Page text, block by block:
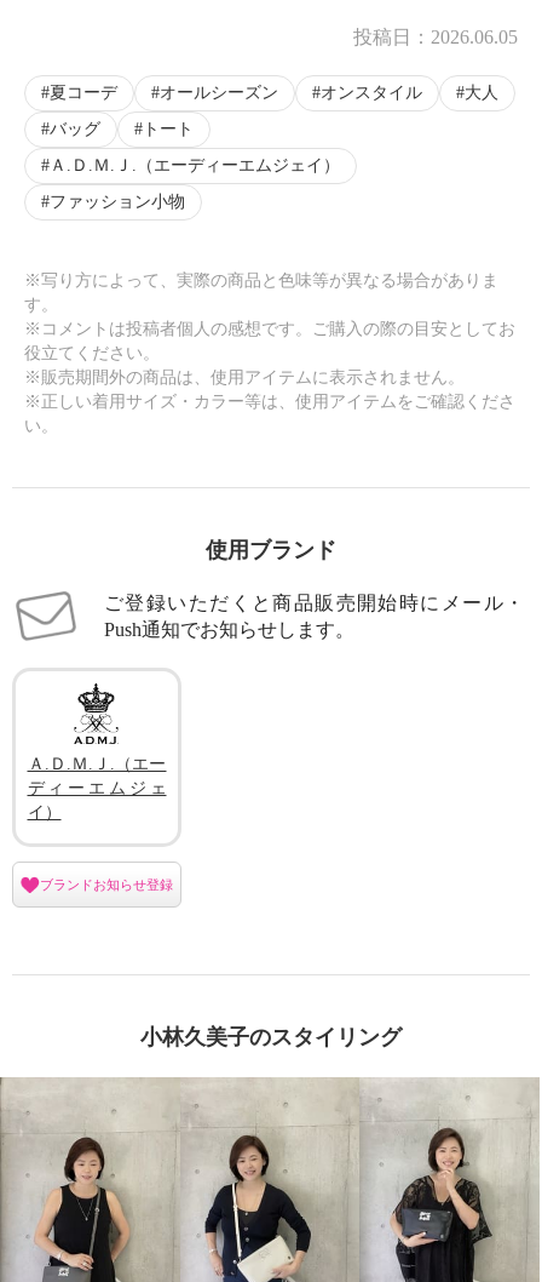
投稿日： 2026.06.05
夏コーデ オールシーズン オンスタイル
大人
バッグ
トート
Ａ.Ｄ.Ｍ.Ｊ.（エーディーエムジェイ）
ファッション小物
※写り方によって、実際の商品と色味等が異なる場合がありま
す。
※コメントは投稿者個人の感想です。ご購入の際の目安としてお
役立てください。
※販売期間外の商品は、使用アイテムに表示されません。
※正しい着用サイズ・カラー等は、使用アイテムをご確認くださ
い。
使用ブランド
ご登録いただくと商品販売開始時にメール・
Push通知でお知らせします。
Ａ.Ｄ.Ｍ.Ｊ.（エー
ディーエムジェ
イ）
ブランドお知らせ登録
小林久美子のスタイリング